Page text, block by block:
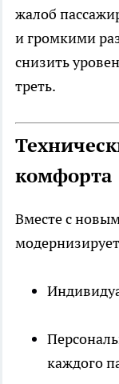
жалоб
и громкими
снизить
треть.
комфорта
Вместе с
каждого